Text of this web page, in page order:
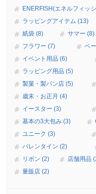
ENERFISH(エネルフィッ
ラッピングアイテム (13)
紙袋 (8)
サマー (8)
フラワー (7)
ベ
イベント用品 (6)
ラッピング用品 (5)
製菓・製パン店 (5)
歳末・お正月 (4)
イースター (3)
基本の3大包み (3)
ユニーク (3)
バレンタイン (2)
リボン (2)
店舗用品
量販店 (2)